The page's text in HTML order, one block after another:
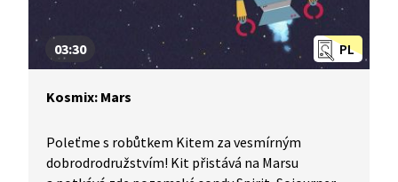
PL
03:30
Kosmix: Mars
Poleťme s robůtkem Kitem za vesmírným
dobrodrodružstvím! Kit přistává na Marsu